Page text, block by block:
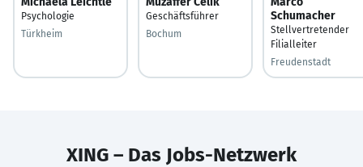
Psychologie
Türkheim
Geschäftsführer
Bochum
Schumacher
Stellvertretender
Filialleiter
Freudenstadt
XING – Das Jobs-Netzwerk